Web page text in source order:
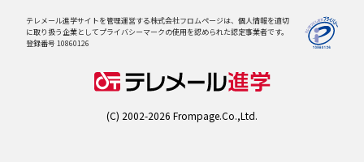
テレメール
お支払いサイト
個人情報取扱規定
訂正のご案内
テレメール進学サイトを管理運営する株式会社フロムページは、個人情報を適切
に取り扱う企業としてプライバシーマークの使用を認められた認定事業者です。
登録番号 10860126
(C) 2002-2026 Frompage.Co.,Ltd.